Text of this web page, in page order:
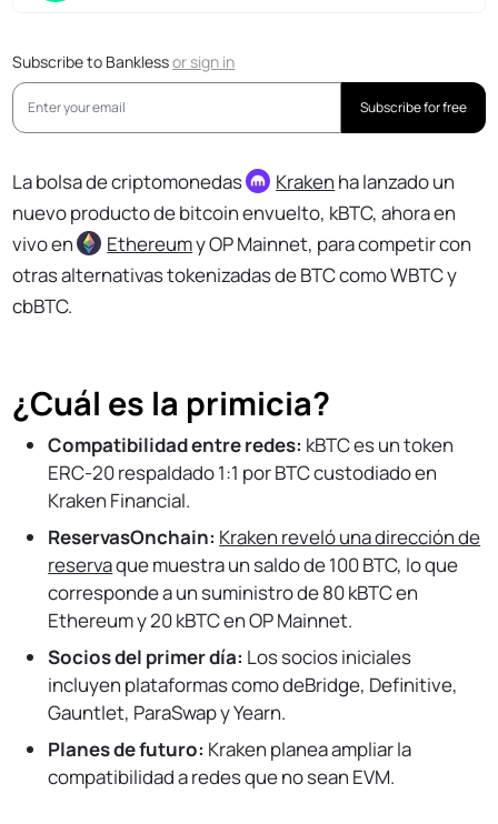
Subscribe to Banklessorsign in
Subscribe for free
La bolsa de criptomonedas Kraken ha lanzado un
nuevo producto de bitcoin envuelto, kBTC, ahora en
vivo en
Ethereumy OP Mainnet, para competir con
otras alternativas tokenizadas de BTC como WBTC y
cbBTC.
¿Cuál es la primicia?
Compatibilidad entre redes: kBTC es un token
ERC-20 respaldado 1:1 por BTC custodiado en
Kraken Financial.
ReservasOnchain: Kraken reveló una dirección de
reservaque muestra un saldo de 100 BTC, lo que
corresponde a un suministro de 80 kBTC en
Ethereum y 20 kBTC en OP Mainnet.
Socios del primer día: Los socios iniciales
incluyen plataformas como deBridge, Definitive,
Gauntlet, ParaSwap y Yearn.
Planes de futuro: Kraken planea ampliar la
compatibilidad a redes que no sean EVM.